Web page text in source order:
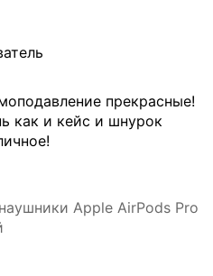
прекрасные!
как и кейс и шнурок
Apple AirPods Pro